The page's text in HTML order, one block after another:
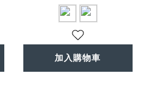
加入購物車